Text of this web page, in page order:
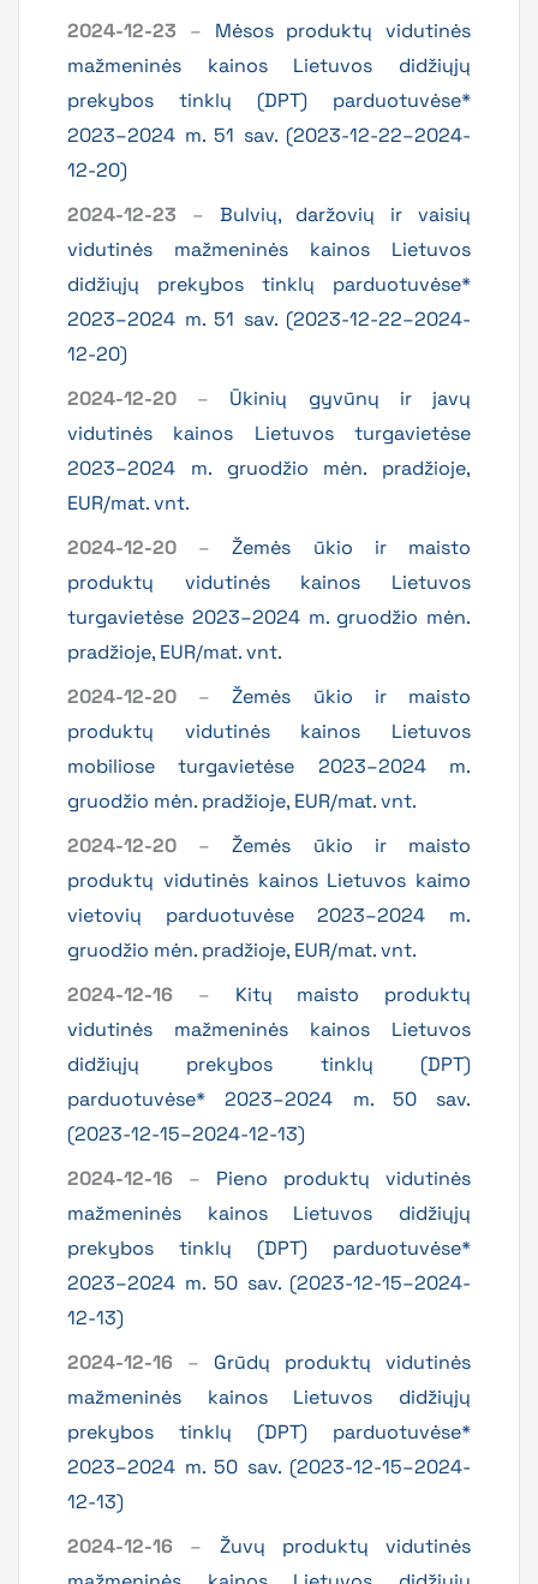
2024-12-23 – Mėsos produktų vidutinės
mažmeninės kainos Lietuvos didžiųjų
prekybos tinklų (DPT) parduotuvėse*
2023–2024 m. 51 sav. (2023-12-22–2024-
12-20)
2024-12-23 – Bulvių, daržovių ir vaisių
vidutinės mažmeninės kainos Lietuvos
didžiųjų prekybos tinklų parduotuvėse*
2023–2024 m. 51 sav. (2023-12-22–2024-
12-20)
2024-12-20 – Ūkinių gyvūnų ir javų
vidutinės kainos Lietuvos turgavietėse
2023–2024 m. gruodžio mėn. pradžioje,
EUR/mat. vnt.
2024-12-20 –Žemės ūkio ir maisto
produktų vidutinės kainos Lietuvos
turgavietėse 2023–2024 m. gruodžio mėn.
pradžioje, EUR/mat. vnt.
2024-12-20 –Žemės ūkio ir maisto
produktų vidutinės kainos Lietuvos
mobiliose turgavietėse 2023–2024 m.
gruodžio mėn. pradžioje, EUR/mat. vnt.
2024-12-20 – Žemės ūkio ir maisto
produktų vidutinės kainos Lietuvos kaimo
vietovių parduotuvėse 2023–2024 m.
gruodžio mėn. pradžioje, EUR/mat. vnt.
2024-12-16 – Kitų maisto produktų
vidutinės mažmeninės kainos Lietuvos
didžiųjų prekybos tinklų (DPT)
parduotuvėse* 2023–2024 m. 50 sav.
(2023-12-15–2024-12-13)
2024-12-16 – Pieno produktų vidutinės
mažmeninės kainos Lietuvos didžiųjų
prekybos tinklų (DPT) parduotuvėse*
2023–2024 m. 50 sav. (2023-12-15–2024-
12-13)
2024-12-16 – Grūdų produktų vidutinės
mažmeninės kainos Lietuvos didžiųjų
prekybos tinklų (DPT) parduotuvėse*
2023–2024 m. 50 sav. (2023-12-15–2024-
12-13)
2024-12-16 – Žuvų produktų vidutinės